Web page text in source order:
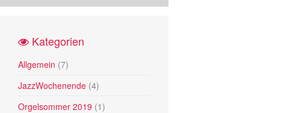
Kategorien
Allgemein (7)
JazzWochenende(4)
Orgelsommer 2019 (1)